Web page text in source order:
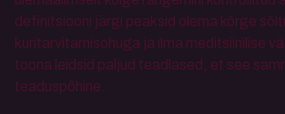
definitsiooni järgi peaksid olema kõrge
kuritarvitamisohuga ja ilma meditsiinilise
toona leidsid paljud teadlased, et see
teaduspõhine.